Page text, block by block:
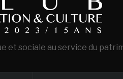
et sociale au service du